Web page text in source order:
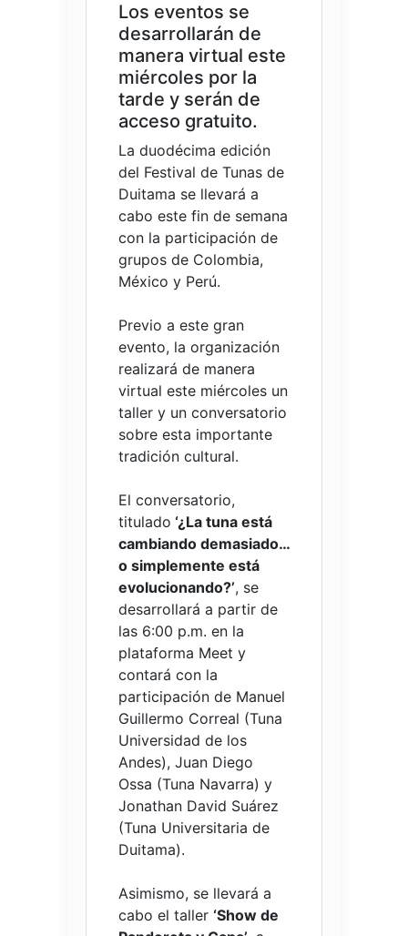
Los eventos se
desarrollarán de
manera virtual este
miércoles por la
tarde y serán de
acceso gratuito.
La duodécima edición
del Festival de Tunas de
Duitama se llevará a
cabo este fin de semana
con la participación de
grupos de Colombia,
México y Perú.
Previo a este gran
evento, la organización
realizará de manera
virtual este miércoles un
taller y un conversatorio
sobre esta importante
tradición cultural.
El conversatorio,
titulado ‘¿La tuna está
cambiando demasiado…
o simplemente está
evolucionando?’, se
desarrollará a partir de
las 6:00 p.m. en la
plataforma Meet y
contará con la
participación de Manuel
Guillermo Correal (Tuna
Universidad de los
Andes), Juan Diego
Ossa (Tuna Navarra) y
Jonathan David Suárez
(Tuna Universitaria de
Duitama).
Asimismo, se llevará a
cabo el taller ‘Show de